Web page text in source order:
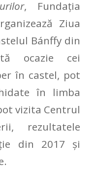
, Fundaţia
Ziua
Bánffy din
ocazie cei
în castel, pot
în limba
vizita Centrul
rezultatele
din 2017 și